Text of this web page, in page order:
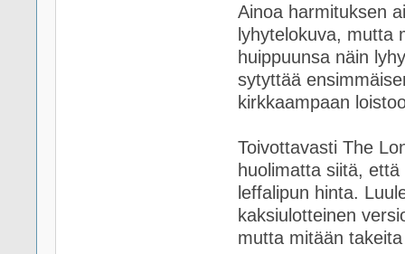
Ainoa harmituksen
lyhytelokuva, mutta
huippuunsa näin
sytyttää
kirkkaampaan
Toivottavasti The
huolimatta siitä,
leffalipun hinta.
kaksiulotteinen
mutta mitään